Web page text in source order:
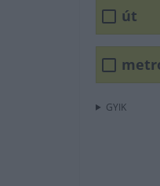
út
GYIK